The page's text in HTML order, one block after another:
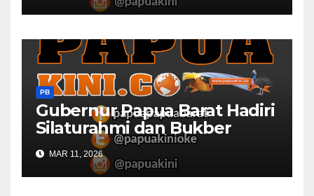
PB
Gubernur Papua Barat Hadiri
Silaturahmi dan Bukber
Bersama DPR RI dan
Mendagri di IPDN
MAR 11, 2026